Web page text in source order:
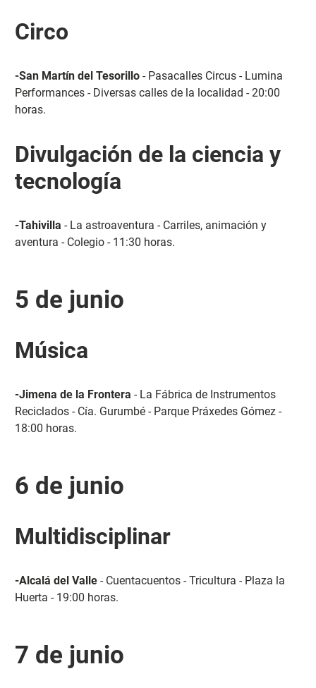
Circo
-San Martín del Tesorillo- Pasacalles Circus - Lumina
Performances - Diversas calles de la localidad - 20:00
horas.
Divulgación de la ciencia y
tecnología
-Tahivilla - La astroaventura - Carriles, animación y
aventura - Colegio - 11:30 horas.
5 de junio
Música
-Jimena de la Frontera - La Fábrica de Instrumentos
Reciclados - Cía. Gurumbé - Parque Práxedes Gómez -
18:00 horas.
6 de junio
Multidisciplinar
-Alcalá del Valle- Cuentacuentos - Tricultura - Plaza la
Huerta - 19:00 horas.
7 de junio